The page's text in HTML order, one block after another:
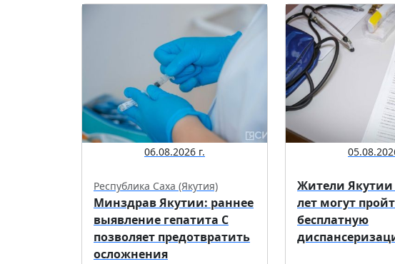
06.08.2026 г.
Республика Саха (Якутия)
Минздрав Якутии: раннее
выявление гепатита С
позволяет предотвратить
осложнения
Жители Якутии
лет могут
бесплатную